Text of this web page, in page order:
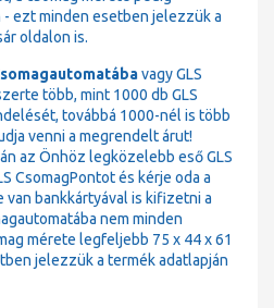
ezt minden esetben jelezzük a
oldalon is.
vagy GLS
több, mint 1000 db GLS
továbbá 1000-nél is több
venni a megrendelt árut!
az Önhöz legközelebb eső GLS
CsomagPontot és kérje oda a
bankkártyával is kifizetni a
nem minden
mérete legfeljebb 75 x 44 x 61
jelezzük a termék adatlapján